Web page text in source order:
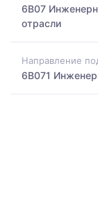
6B07
отрасли
Направление
6B071